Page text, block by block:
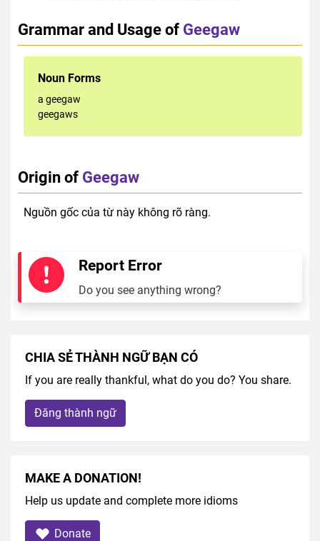
Grammar and Usage of Geegaw
Noun Forms
a geegaw
geegaws
Origin of Geegaw
Nguồn gốc của từ này không rõ ràng.
Report Error
Do you see anything wrong?
CHIA SẺ THÀNH NGỮ BẠN CÓ
If you are really thankful, what do you do? You share.
Đăng thành ngữ
MAKE A DONATION!
Help us update and complete more idioms
Donate